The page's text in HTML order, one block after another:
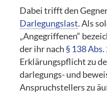
Dabei trifft den
Darlegungslast. Als
„Angegriffenen“
der ihr nach § 138 Abs.
Erklärungspflicht zu
darlegungs- und
Anspruchstellers zu